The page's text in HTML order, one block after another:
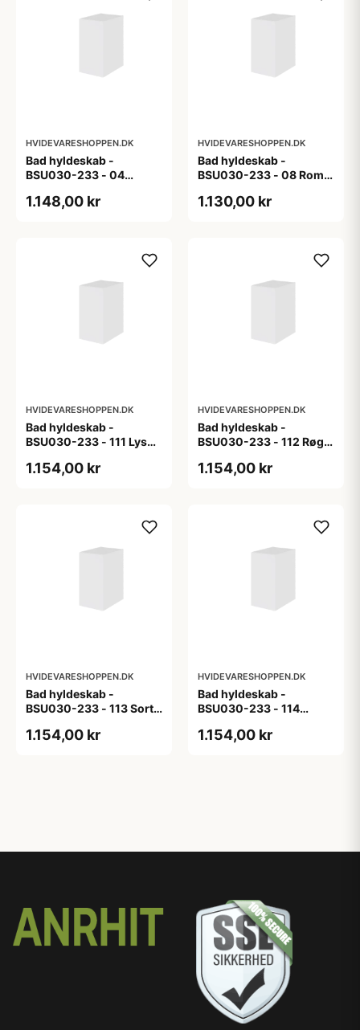
HVIDEVARESHOPPEN.DK
Bad hyldeskab -
BSU030-233 - 04
1.148,00 kr
HVIDEVARESHOPPEN.DK
Bad hyldeskab -
BSU030-233 - 08 Roma
1.130,00 kr
HVIDEVARESHOPPEN.DK
Bad hyldeskab -
BSU030-233 - 111 Lys
1.154,00 kr
HVIDEVARESHOPPEN.DK
Bad hyldeskab -
BSU030-233 - 112 Røget
1.154,00 kr
HVIDEVARESHOPPEN.DK
Bad hyldeskab -
BSU030-233 - 113 Sort
1.154,00 kr
HVIDEVARESHOPPEN.DK
Bad hyldeskab -
BSU030-233 - 114
m/eg ABS-kant
1.154,00 kr